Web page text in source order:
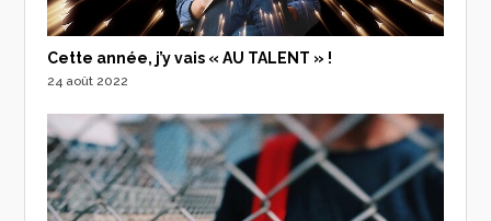
Cette année, j’y vais « AU TALENT » !
24 août 2022